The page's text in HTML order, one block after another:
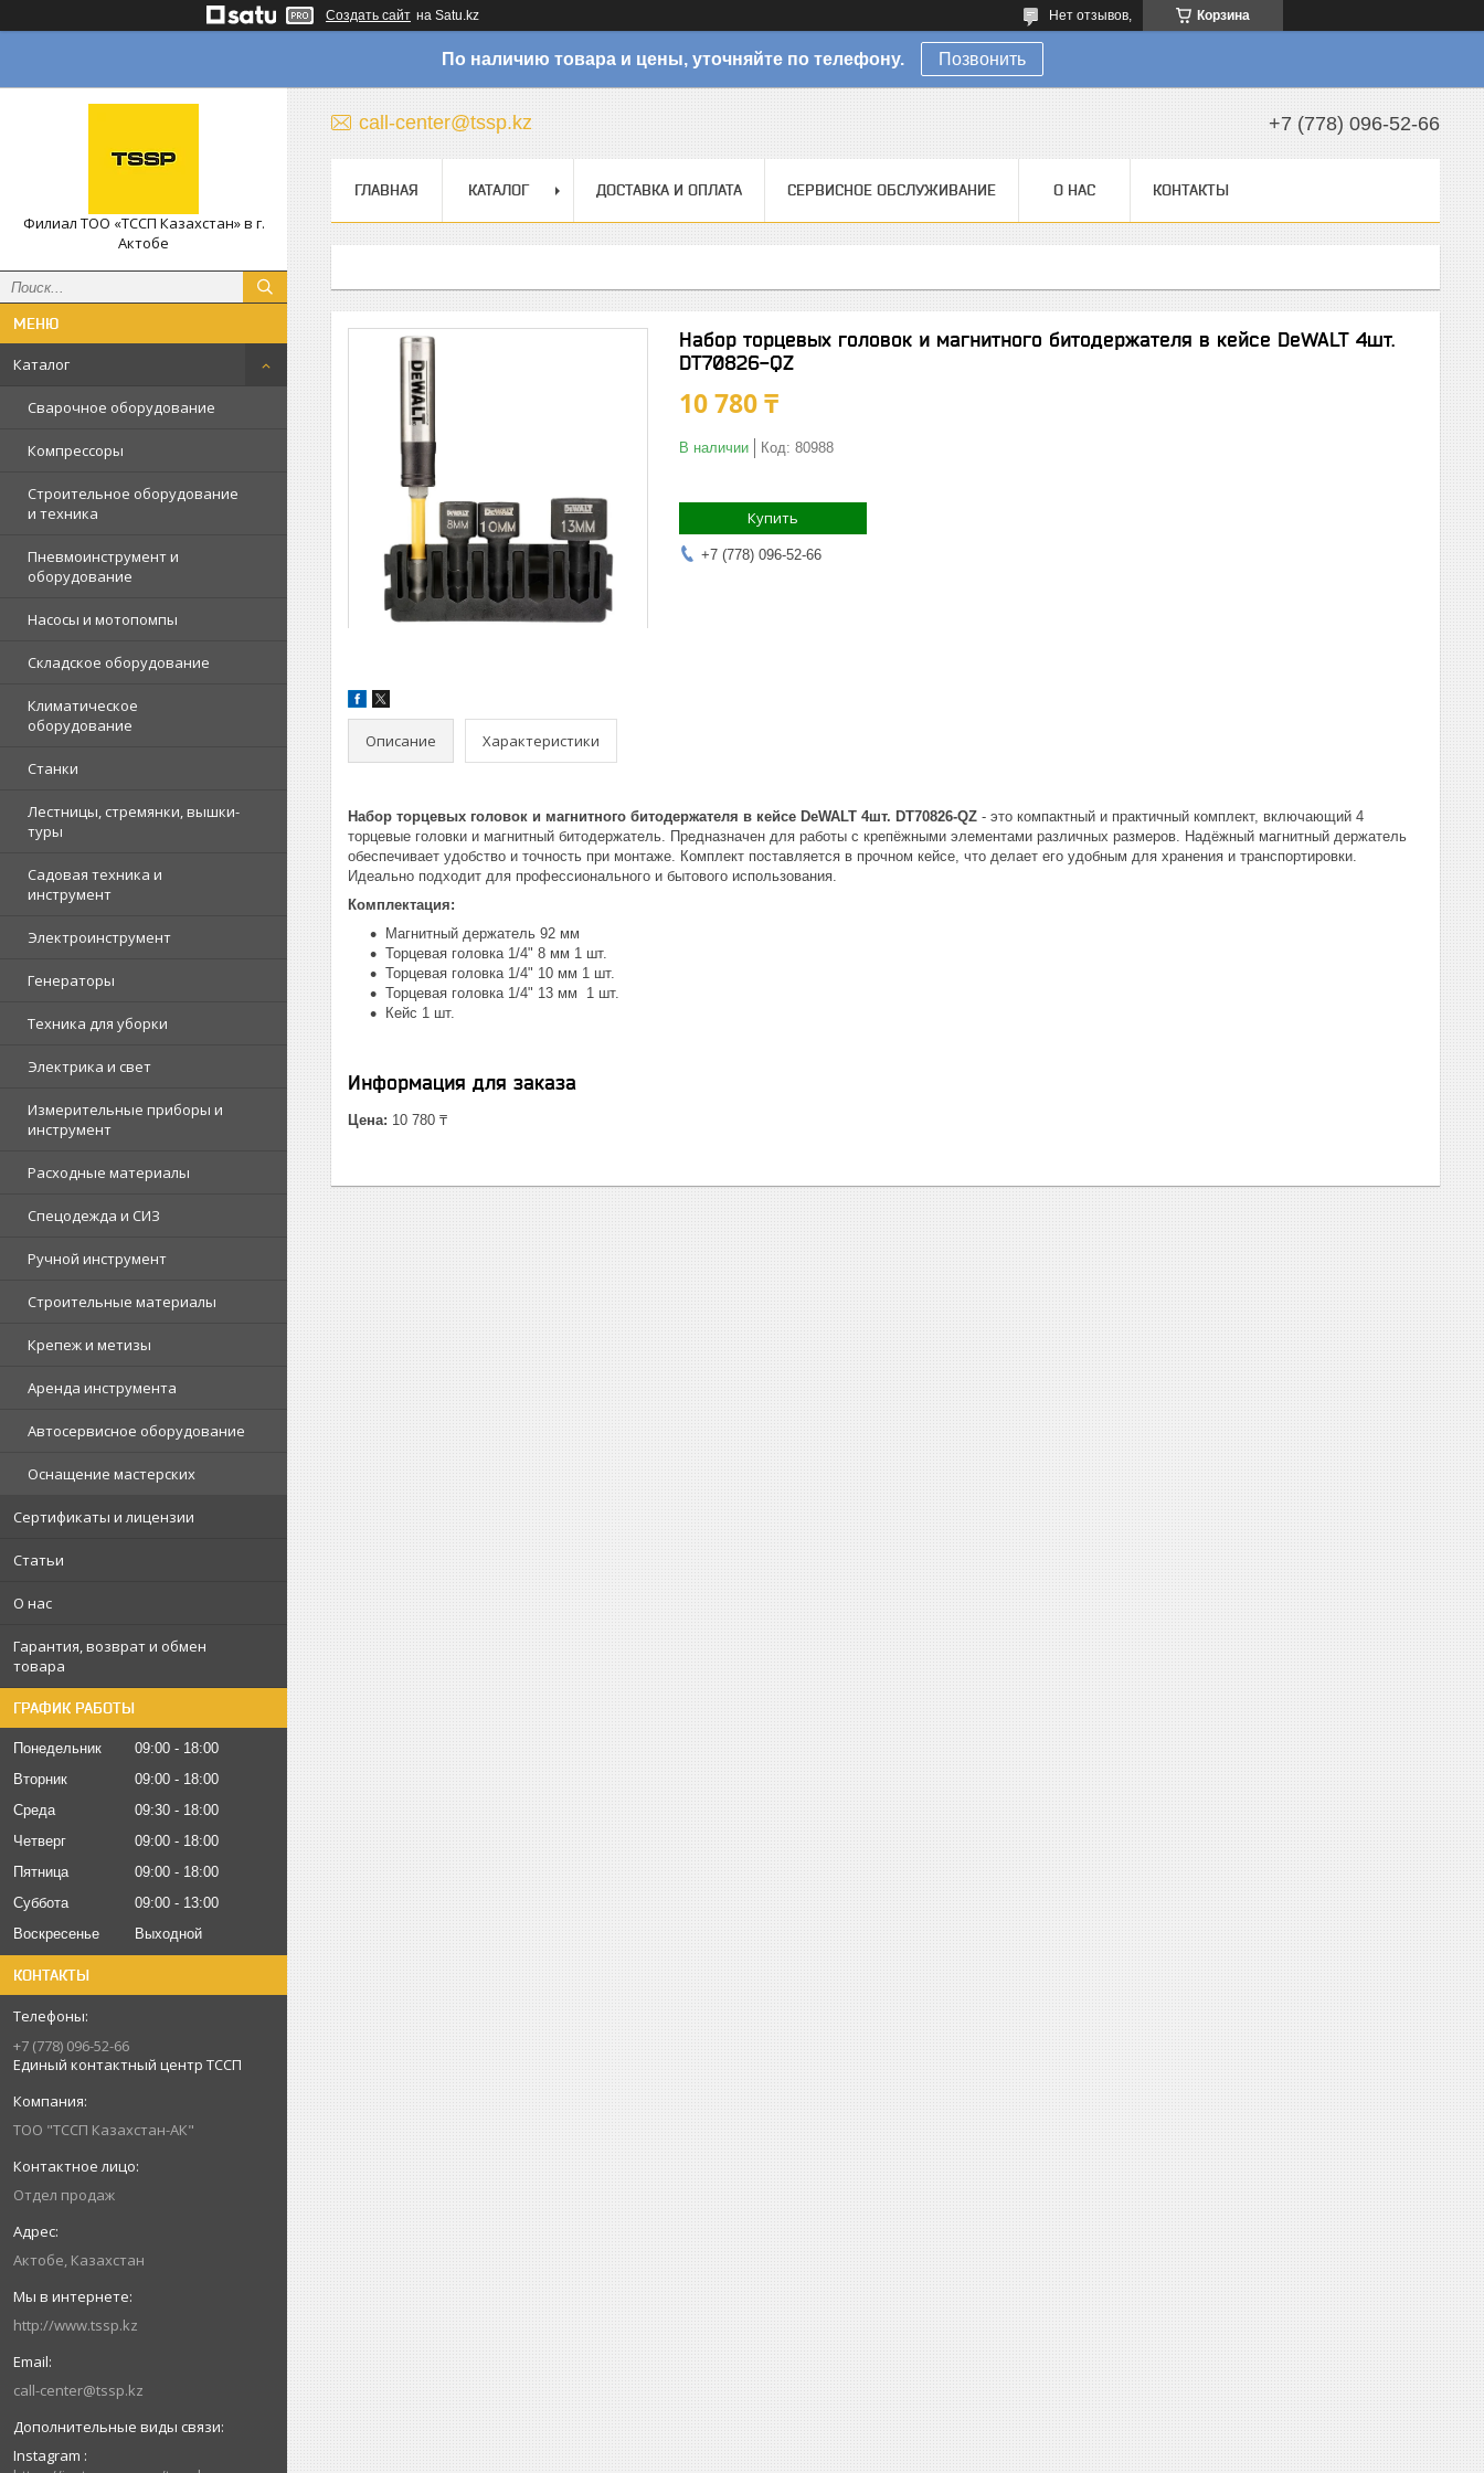
Создать сайт на Satu.kz Корзина
Нет отзывов,
По наличию товара и цены, уточняйте по телефону. Позвонить
Филиал ТОО «ТССП Казахстан» в г.
Актобе
Каталог
Сварочное оборудование
Компрессоры
Строительное оборудование
и техника
Пневмоинструмент и
оборудование
Насосы и мотопомпы
Складское оборудование
Климатическое
оборудование
Станки
Лестницы, стремянки, вышки-
туры
Садовая техника и
инструмент
Электроинструмент
Генераторы
Техника для уборки
Электрика и свет
Измерительные приборы и
инструмент
Расходные материалы
Спецодежда и СИЗ
Ручной инструмент
Строительные материалы
Крепеж и метизы
Аренда инструмента
Автосервисное оборудование
Оснащение мастерских
Сертификаты и лицензии
Статьи
О нас
Гарантия, возврат и обмен
товара
ГРАФИК РАБОТЫ
Понедельник 09:00
18:00
Вторник
09:00
18:00
Среда
09:30
18:00
Четверг
09:00
18:00
Пятница
09:00
18:00
Суббота
09:00
13:00
Воскресенье
Выходной
КОНТАКТЫ
+7 (778) 096-52-66
Единый контактный центр ТССП
ТОО "ТССП Казахстан-АК"
Отдел продаж
Актобе, Казахстан
http://www.tssp.kz
call-center@tssp.kz
Instagram
call-center@tssp.kz +7 (778) 096-52-66
ГЛАВНАЯ КАТАЛОГ ДОСТАВКА И ОПЛАТА СЕРВИСНОЕ ОБСЛУЖИВАНИЕ О НАС КОНТАКТЫ
Набор торцевых головок и магнитного битодержателя в кейсе DeWALT 4шт.
DT70826-QZ
10 780 ₸
В наличии Код: 80988
Купить
+7 (778) 096-52-66
Описание Характеристики
Набор торцевых головок и магнитного битодержателя в кейсе DeWALT 4шт. DT70826-QZ - это компактный и практичный комплект, включающий 4
торцевые головки и магнитный битодержатель. Предназначен для работы с крепёжными элементами различных размеров. Надёжный магнитный держатель
обеспечивает удобство и точность при монтаже. Комплект поставляется в прочном кейсе, что делает его удобным для хранения и транспортировки.
Идеально подходит для профессионального и бытового использования.
Комплектация:
Магнитный держатель 92 мм
Торцевая головка 1/4" 8 мм 1 шт.
Торцевая головка 1/4" 10 мм 1 шт.
Торцевая головка 1/4" 13 мм 1 шт.
Кейс 1 шт.
Информация для заказа
Цена: 10 780 ₸